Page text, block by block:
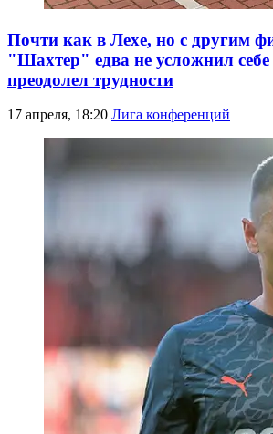
Почти как в Лехе, но с другим
"Шахтер" едва не усложнил
преодолел трудности
17 апреля, 18:20 Лига конференций